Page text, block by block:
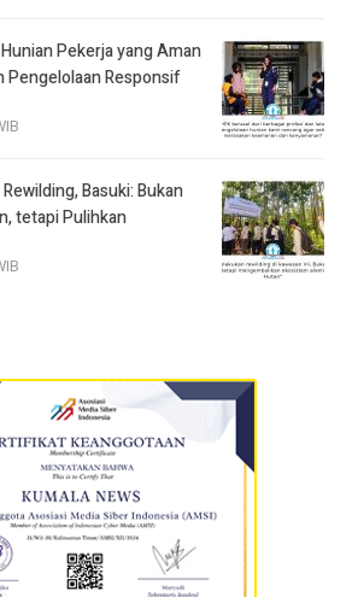
Pekerja yang Aman
Pengelolaan Responsif
Basuki: Bukan
tetapi Pulihkan